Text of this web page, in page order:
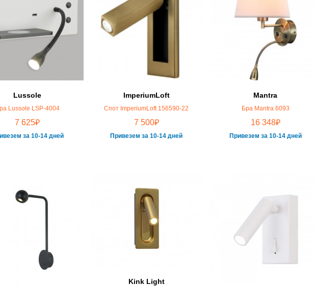
Lussole
Lussole LSP-4004
7 625₽
за 10-14 дней
ImperiumLoft
Спот ImperiumLoft 156590-22
7 500₽
Привезем за 10-14 дней
Mantra
Бра Mantra 6093
16 348₽
Привезем за 10-14 дней
Kink Light